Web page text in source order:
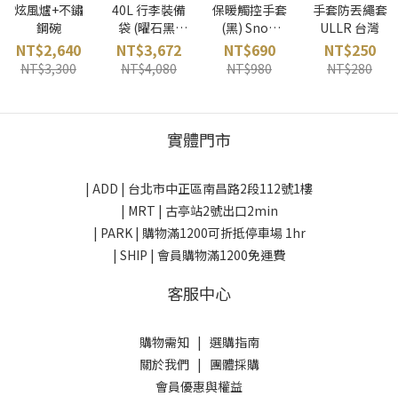
炫風爐+不鏽
鋼碗
NT$2,640
NT$3,300
40L 行李裝備
袋 (曜石黑)
GREGORY 美
國
NT$3,672
NT$4,080
保暖觸控手套
(黑) Snow
Shield 台灣
NT$690
NT$980
手套防丟繩套
ULLR 台灣
NT$250
NT$280
實體門市
| ADD | 台北市中正區南昌路2段112號1樓
| MRT | 古亭站2號出口2min
| PARK | 購物滿1200可折抵停車場 1hr
| SHIP | 會員購物滿1200免運費
客服中心
購物需知| 選購指南
關於我們| 團體採購
會員優惠與權益